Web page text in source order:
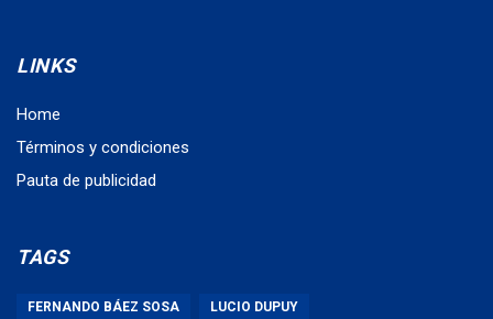
LINKS
Home
Términos y condiciones
Pauta de publicidad
TAGS
FERNANDO BÁEZ SOSA LUCIO DUPUY